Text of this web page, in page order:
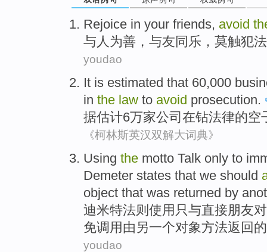
Rejoice in your friends, avoid
与人为善 ， 与友 同乐，莫触犯
youdao
It is estimated that 60,000
in the law to avoid prosecution.
据估计6万家公司 在钻法律的空
《柯林斯英汉双解大词典》
Using the motto Talk only to
Demeter states that we should
object that was returned by
迪米特法则 使用 只与直接朋友
免调用 由 另一个对象方法返回 的
youdao